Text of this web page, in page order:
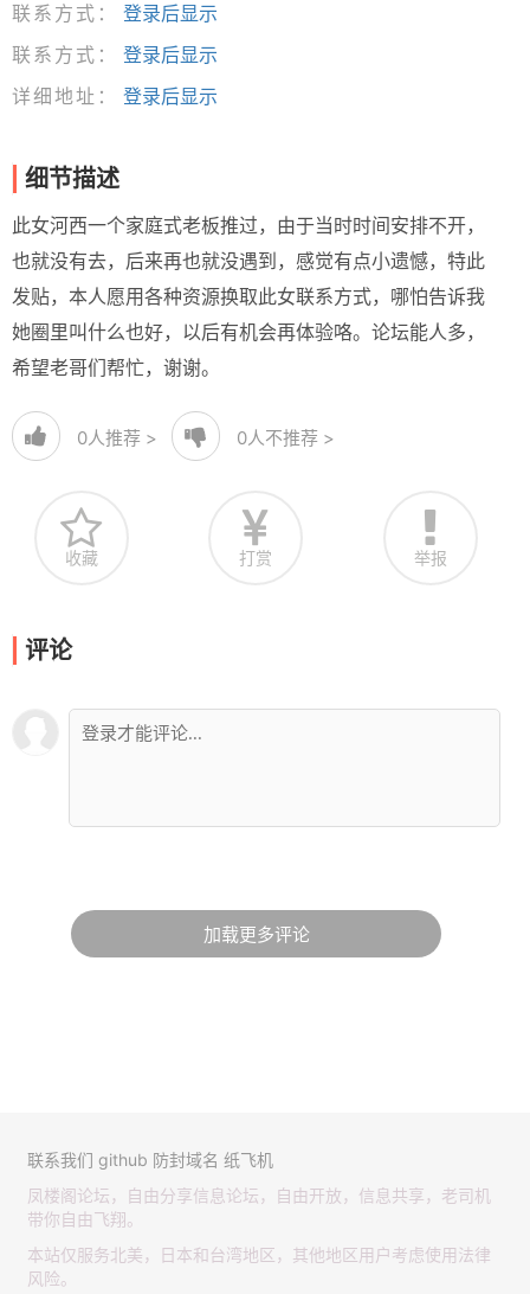
联系方式：
登录后显示
联系方式：
登录后显示
详细地址：
登录后显示
细节描述
此女河西一个家庭式老板推过，由于当时时间安排不开，
也就没有去，后来再也就没遇到，感觉有点小遗憾，特此
发贴，本人愿用各种资源换取此女联系方式，哪怕告诉我
她圈里叫什么也好，以后有机会再体验咯。论坛能人多，
希望老哥们帮忙，谢谢。
0人推荐 > 0人不推荐 >
收藏 打赏 举报
评论
加载更多评论
联系我们 github 防封域名 纸飞机
凤楼阁论坛，自由分享信息论坛，自由开放，信息共享，老司机
带你自由飞翔。
本站仅服务北美，日本和台湾地区，其他地区用户考虑使用法律
风险。